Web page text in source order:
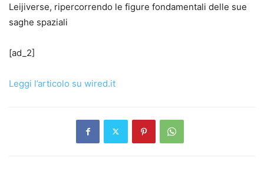
Leijiverse, ripercorrendo le figure fondamentali delle sue
saghe spaziali
[ad_2]
Leggi l’articolo su wired.it